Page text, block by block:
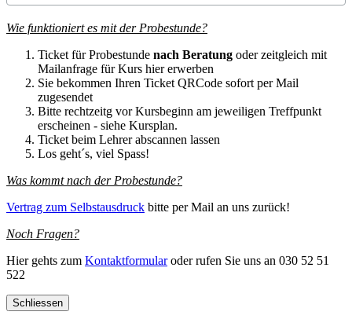
Wie funktioniert es mit der Probestunde?
Ticket für Probestunde nach Beratung oder zeitgleich mit
Mailanfrage für Kurs hier erwerben
Sie bekommen Ihren Ticket QRCode sofort per Mail
zugesendet
Bitte rechtzeitg vor Kursbeginn am jeweiligen Treffpunkt
erscheinen - siehe Kursplan.
Ticket beim Lehrer abscannen lassen
Los geht´s, viel Spass!
Was kommt nach der Probestunde?
Vertrag zum Selbstausdruck bitte per Mail an uns zurück!
Noch Fragen?
Hier gehts zum Kontaktformularoder rufen Sie uns an 030 52 51
522
Schliessen